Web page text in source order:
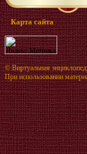
Карта сайта
©Виртуальная
При использовании